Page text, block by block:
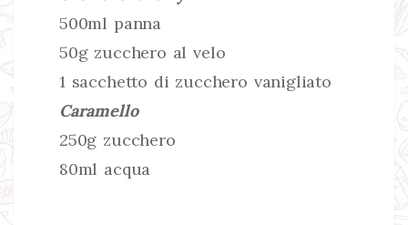
500ml panna
50g zucchero al velo
1 sacchetto di zucchero vanigliato
Caramello
250g zucchero
80ml acqua